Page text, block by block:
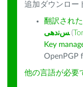
追加ダウンロー
翻訳され
ﺲﻧﺩھی (
Key
OpenPGP
他の言語が必要